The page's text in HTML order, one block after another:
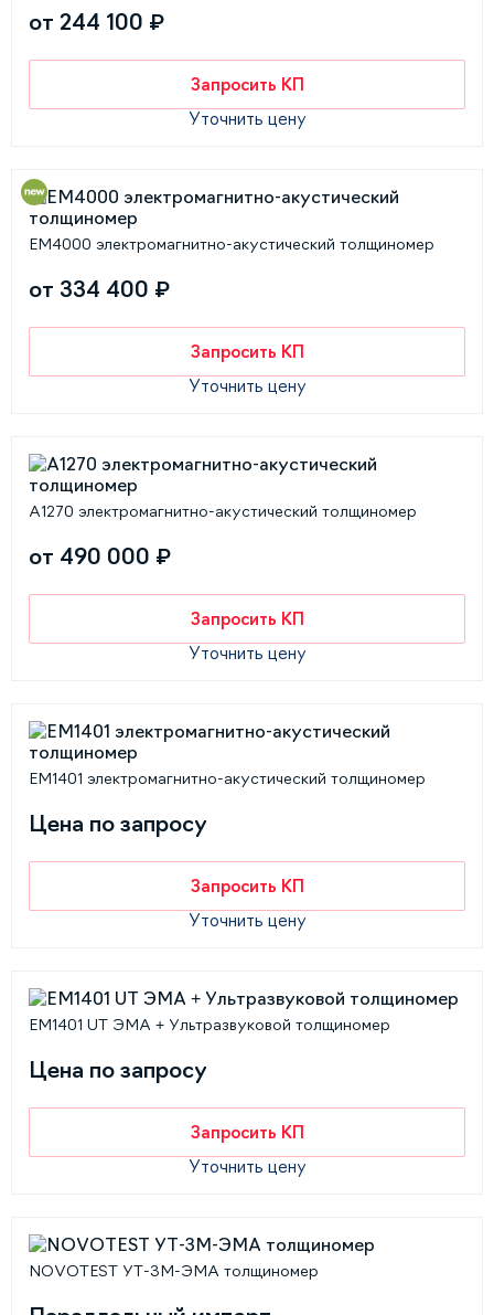
от 244 100 ₽
Запросить КП
Уточнить цену
EM4000 электромагнитно-акустический толщиномер
от 334 400 ₽
Запросить КП
Уточнить цену
А1270 электромагнитно-акустический толщиномер
от 490 000 ₽
Запросить КП
Уточнить цену
EM1401 электромагнитно-акустический толщиномер
Цена по запросу
Запросить КП
Уточнить цену
EM1401 UT ЭМА + Ультразвуковой толщиномер
Цена по запросу
Запросить КП
Уточнить цену
NOVOTEST УТ-3М-ЭМА толщиномер